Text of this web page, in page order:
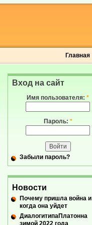
Главная
Вход на сайт
Имя пользователя: *
Пароль: *
Забыли пароль?
Новости
Почему пришла война и
когда она уйдет
ДиалогитипаПлатонна
зимой 2022 года